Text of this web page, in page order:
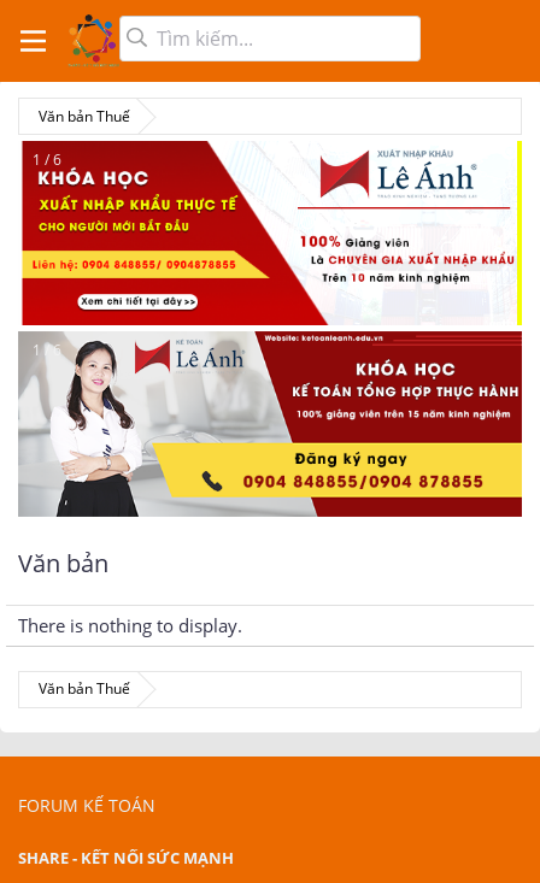
Văn bản Thuế
2 / 6
2 / 6
Văn bản
There is nothing to display.
Văn bản Thuế
FORUM KẾ TOÁN
SHARE - KẾT NỐI SỨC MẠNH